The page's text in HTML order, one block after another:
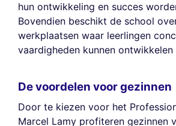
hun ontwikkeling en succes
Bovendien beschikt de school
werkplaatsen waar leerlingen
vaardigheden kunnen
De voordelen voor gezinnen
Door te kiezen voor het
Marcel Lamy profiteren gezinnen